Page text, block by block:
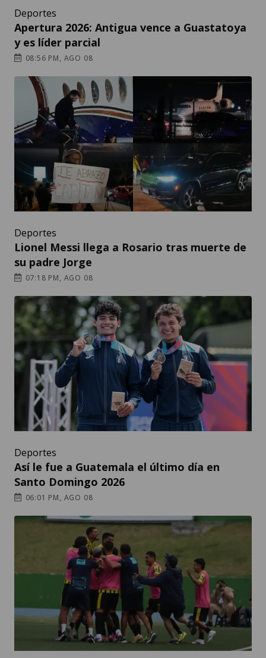
Deportes
Apertura 2026: Antigua vence a Guastatoya
y es líder parcial
08:56 PM, AGO 08
Deportes
Lionel Messi llega a Rosario tras muerte de
su padre Jorge
07:18 PM, AGO 08
Deportes
Así le fue a Guatemala el último día en
Santo Domingo 2026
06:01 PM, AGO 08